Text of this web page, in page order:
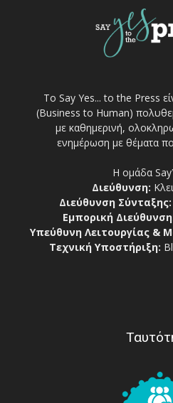
Το Say Yes... to the Press
(Business to Human)
με καθημερινή,
ενημέρωση με θέματα
Η ομάδα
Διεύθυνση:
Διεύθυνση Σύνταξης:
Εμπορική
Υπεύθυνη Λειτουργίας &
Τεχνική Υποστήριξη: